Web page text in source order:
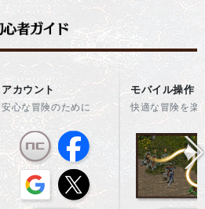
アカウント
安心な冒険のために
モバイル操作
快適な冒険を楽